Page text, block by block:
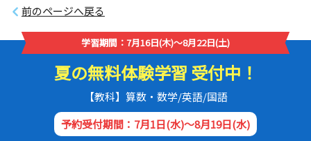
前のページへ戻る
学習期間：7月16日(木)～8月22日(土)
夏の無料体験学習 受付中！
【教科】算数・数学/英語/国語
予約受付期間：7月1日(水)～8月19日(水)